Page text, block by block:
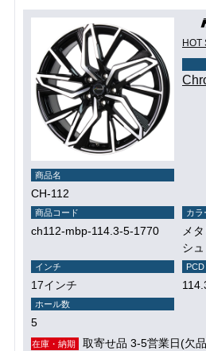
HOT
商品名
CH-112
商品コード
ch112-mbp-114.3-5-1770
カラ
メ
シュ
インチ
17インチ
PCD
ホール数
5
在庫・納期 取寄せ品 3-5営業日(欠